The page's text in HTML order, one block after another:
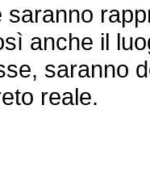
anche il
saranno
reale.